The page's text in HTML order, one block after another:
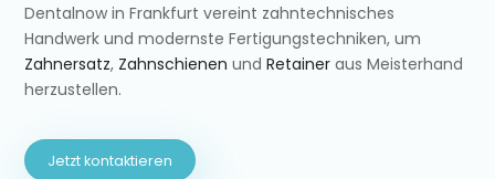
Dentalnow in Frankfurt vereint zahntechnisches
Handwerk und modernste Fertigungstechniken, um
Zahnersatz, Zahnschienen undRetainer aus Meisterhand
herzustellen.
Jetzt kontaktieren